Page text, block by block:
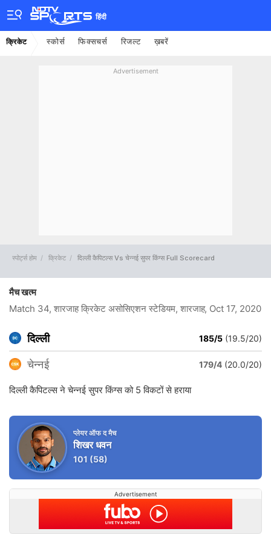
हिंदी
क्रिकेट स्कोर्स फिक्सचर्स रिजल्ट ख़बरें
Advertisement
स्पोर्ट्स होम क्रिकेट दिल्ली कैपिटल्स Vs चेन्नई सुपर किंग्स Full Scorecard
मैच खत्म
Match 34, शारजाह क्रिकेट असोसिएशन स्टेडियम, शारजाह, Oct 17, 2020
दिल्ली 185/5 (19.5/20)
चेन्नई 179/4 (20.0/20)
दिल्ली कैपिटल्स ने चेन्नई सुपर किंग्स को 5 विकटों से हराया
प्लेयर ऑफ द मैच
शिखर धवन
101 (58)
Advertisement